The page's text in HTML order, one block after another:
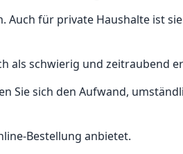
Auch für private Haushalte ist
als schwierig und zeitraubend
Sie sich den Aufwand,
Bestellung anbietet.